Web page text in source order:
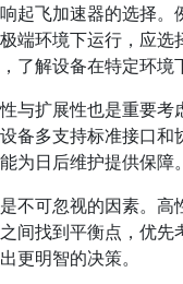
起飞加速器的选择
端环境下运行，应
了解设备在特定环境
与扩展性也是重要
备多支持标准接口
为日后维护提供保障。
不可忽视的因素。
间找到平衡点，优
更明智的决策。